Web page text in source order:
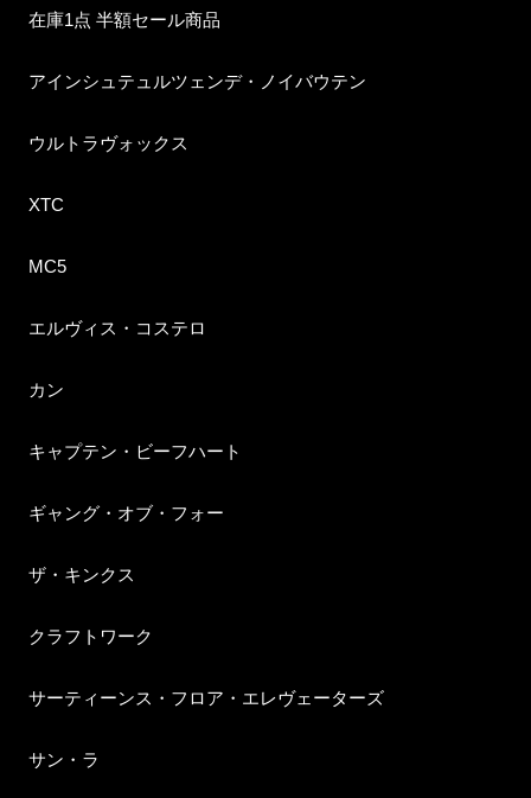
在庫1点 半額セール商品
アインシュテュルツェンデ・ノイバウテン
ウルトラヴォックス
XTC
MC5
エルヴィス・コステロ
カン
キャプテン・ビーフハート
ギャング・オブ・フォー
ザ・キンクス
クラフトワーク
サーティーンス・フロア・エレヴェーターズ
サン・ラ